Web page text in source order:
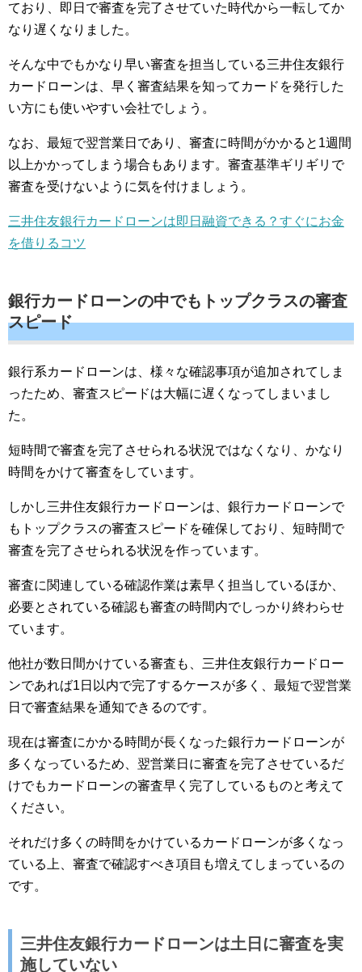
ており、即日で審査を完了させていた時代から一転してか
なり遅くなりました。
そんな中でもかなり早い審査を担当している三井住友銀行
カードローンは、早く審査結果を知ってカードを発行した
い方にも使いやすい会社でしょう。
なお、最短で翌営業日であり、審査に時間がかかると1週間
以上かかってしまう場合もあります。審査基準ギリギリで
審査を受けないように気を付けましょう。
三井住友銀行カードローンは即日融資できる？すぐにお金
を借りるコツ
銀行カードローンの中でもトップクラスの審査
スピード
銀行系カードローンは、様々な確認事項が追加されてしま
ったため、審査スピードは大幅に遅くなってしまいまし
た。
短時間で審査を完了させられる状況ではなくなり、かなり
時間をかけて審査をしています。
しかし三井住友銀行カードローンは、銀行カードローンで
もトップクラスの審査スピードを確保しており、短時間で
審査を完了させられる状況を作っています。
審査に関連している確認作業は素早く担当しているほか、
必要とされている確認も審査の時間内でしっかり終わらせ
ています。
他社が数日間かけている審査も、三井住友銀行カードロー
ンであれば1日以内で完了するケースが多く、最短で翌営業
日で審査結果を通知できるのです。
現在は審査にかかる時間が長くなった銀行カードローンが
多くなっているため、翌営業日に審査を完了させているだ
けでもカードローンの審査早く完了しているものと考えて
ください。
それだけ多くの時間をかけているカードローンが多くなっ
ている上、審査で確認すべき項目も増えてしまっているの
です。
三井住友銀行カードローンは土日に審査を実
施していない